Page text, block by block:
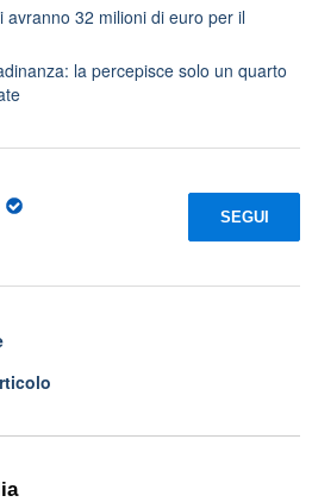
avranno 32 milioni di euro per il
la percepisce solo un quarto
SEGUI